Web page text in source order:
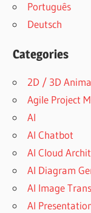
Português
Deutsch
Categories
2D / 3D
Agile Project
AI
AI Chatbot
AI Cloud
AI Diagram
AI Image
AI